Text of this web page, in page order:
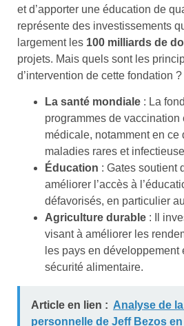
et d’apporter une éducation de
représente des investissements
largement les 100 milliards de
projets. Mais quels sont les
d’intervention de cette fondation ?
La santé mondiale : La
programmes de vaccination
médicale, notamment en ce
maladies rares et
Éducation : Gates soutient
améliorer l’accès à
défavorisés, en particulier
Agriculture durable : Il
visant à améliorer les
les pays en développement
sécurité alimentaire.
Article en lien : Analyse de
personnelle de Jeff Bezos en